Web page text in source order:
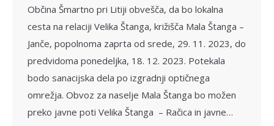
Občina Šmartno pri Litiji obvešča, da bo lokalna
cesta na relaciji Velika Štanga, križišča Mala Štanga –
Janče, popolnoma zaprta od srede, 29. 11. 2023, do
predvidoma ponedeljka, 18. 12. 2023. Potekala
bodo sanacijska dela po izgradnji optičnega
omrežja. Obvoz za naselje Mala Štanga bo možen
preko javne poti Velika Štanga – Račica in javne…